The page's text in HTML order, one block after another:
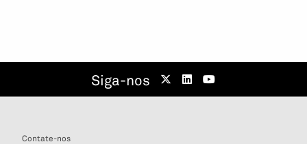
Siga-nos
Contate-nos